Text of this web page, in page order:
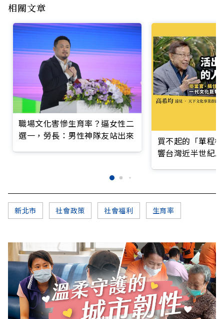
相關文章
職場文化害慘生育率？逼女性二
選一，勞長：男性神隊友站出來
買不起的「單程
響台灣近半世紀
新北市 社會政策 社會福利 生育率